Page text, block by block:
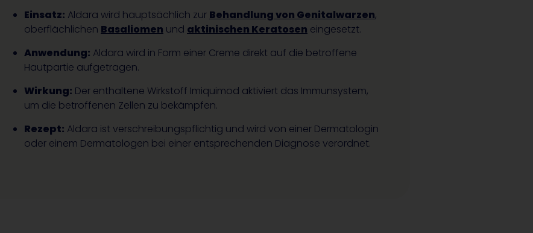
Einsatz: Aldara wird hauptsächlich zur Behandlung von Genitalwarzen,
oberflächlichen Basaliomen und aktinischen Keratosen eingesetzt.
Anwendung: Aldara wird in Form einer Creme direkt auf die betroffene
Hautpartie aufgetragen.
Wirkung: Der enthaltene Wirkstoff Imiquimod aktiviert das Immunsystem,
um die betroffenen Zellen zu bekämpfen.
Rezept: Aldara ist verschreibungspflichtig und wird von einer Dermatologin
oder einem Dermatologen bei einer entsprechenden Diagnose verordnet.